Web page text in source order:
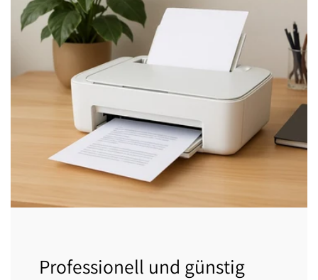
Professionell und günstig